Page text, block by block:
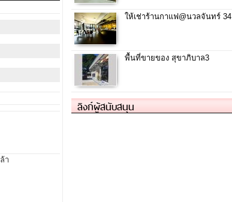
า
ให้เช่าร้านกาแฟ@นวลจันทร์ 34
พื้นที่ขายของ สุขาภิบาล3
ลิงก์ผู้สนับสนุน